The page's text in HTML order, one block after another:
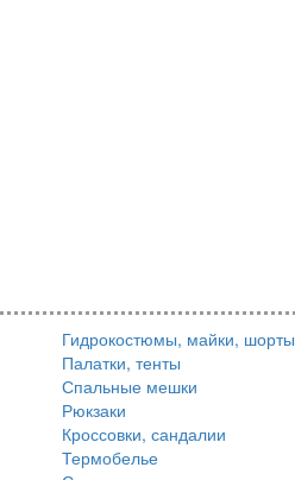
Гидрокостюмы, майки, шорты
Палатки, тенты
Спальные мешки
Рюкзаки
Кроссовки, сандалии
Термобелье